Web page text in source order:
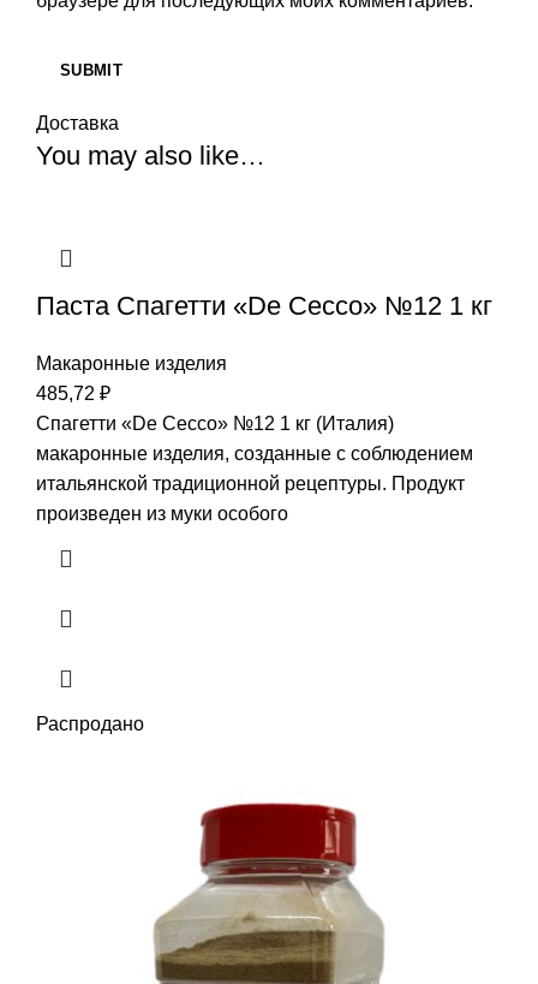
Доставка
You may also like…
Паста Спагетти «De Cecco» №12 1 кг
Макаронные изделия
485,72 ₽
Спагетти «De Cecco» №12 1 кг (Италия)
макаронные изделия, созданные с соблюдением
итальянской традиционной рецептуры. Продукт
произведен из муки особого
Распродано